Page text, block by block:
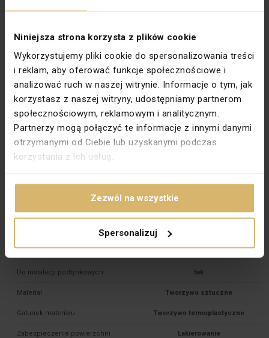
Niniejsza strona korzysta z plików cookie
Wykorzystujemy pliki cookie do spersonalizowania treści
i reklam, aby oferować funkcje społecznościowe i
analizować ruch w naszej witrynie. Informacje o tym, jak
korzystasz z naszej witryny, udostępniamy partnerom
społecznościowym, reklamowym i analitycznym.
Partnerzy mogą połączyć te informacje z innymi danymi
otrzymanymi od Ciebie lub uzyskanymi podczas
korzystania z ich usług.
Zezwól na wszystkie
Spersonalizuj
Rodzina
Stopień ochrony IP20
Szerokość [mm] 222,5
Wysokość [mm] 80,5
Zabezpieczenie powierzchni Lakierowanie
Wykończenie powierzchni Matowe
Kierunek montażu
Kształt pasującego osprzętu Kwadratowy, Prostokątny
PKWIU 27.33.14.0
Pozostałe dane techniczne
Do instalacji podtynkowych tak
Materiał Tworzywo sztuczne
Gatunek materiału Tworzywo termoplastyczne
Zabezpieczenie powierzchni Lakierowanie